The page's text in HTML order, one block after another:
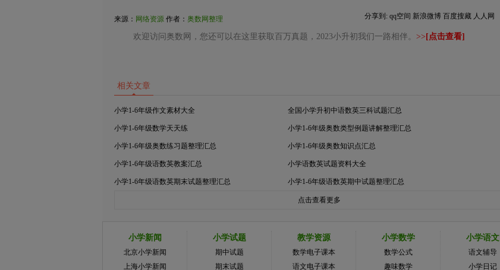
来源： 网络资源 作者： 奥数网整理 分享到: qq空间 新浪微博 百度搜藏 人人网
欢迎访问奥数网，您还可以在这里获取百万真题，2023小升初我们一路相伴。 >> [点击查看]
相关文章
小学1-6年级作文素材大全 全国小学升初中语数英三科试题汇总
小学1-6年级数学天天练 小学1-6年级奥数类型例题讲解整理汇总
小学1-6年级奥数练习题整理汇总 小学1-6年级奥数知识点汇总
小学1-6年级语数英教案汇总 小学语数英试题资料大全
小学1-6年级语数英期末试题整理汇总 小学1-6年级语数英期中试题整理汇总
点击查看更多
小学新闻
北京小学新闻
上海小学新闻
小学试题
期中试题
期末试题
教学资源
数学电子课本
语文电子课本
小学数学
数学公式
趣味数学
小学语文
语文辅导
小学日记